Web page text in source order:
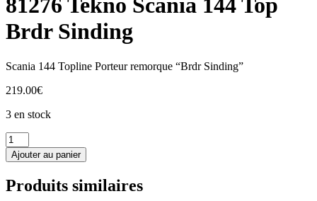
81276 Tekno Scania 144 Top
Brdr Sinding
Scania 144 Topline Porteur remorque “Brdr Sinding”
219.00€
3 en stock
quantité
de
81276
Scania
Ajouter au panier
Produits similaires